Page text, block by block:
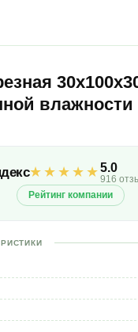
влажности
★★★★★5.0
916
Рейтинг компании